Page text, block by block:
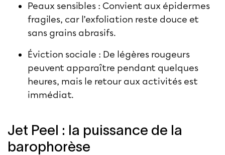
Peaux sensibles : Convient aux épidermes
fragiles, car l’exfoliation reste douce et
sans grains abrasifs.
Éviction sociale : De légères rougeurs
peuvent apparaître pendant quelques
heures, mais le retour aux activités est
immédiat.
Jet Peel : la puissance de la
barophorèse